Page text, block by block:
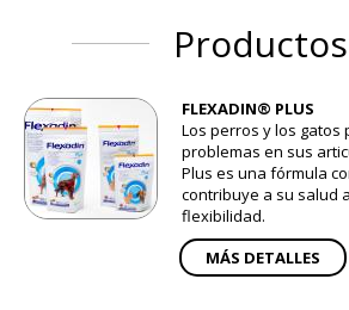
Productos
FLEXADIN® PLUS
Los perros y los gatos
problemas en sus
Plus es una fórmula
contribuye a su salud
flexibilidad.
MÁS DETALLES